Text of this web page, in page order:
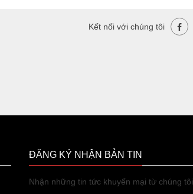
Kết nối với chúng tôi
ĐĂNG KÝ NHẬN BẢN TIN
Nhận những tin tức khuyến mại từ chúng tôi